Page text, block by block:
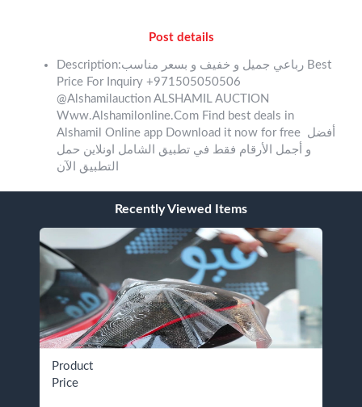
Post details
Description:رباعي جميل و خفيف و بسعر مناسب Best
Price For Inquiry +971505050506
@Alshamilauction ALSHAMIL AUCTION
Www.Alshamilonline.Com Find best deals in
Alshamil Online app Download it now for free ‎ أفضل
و أجمل الأرقام فقط في تطبيق الشامل اونلاين حمل
التطبيق الآن
Recently Viewed Items
Product
Price